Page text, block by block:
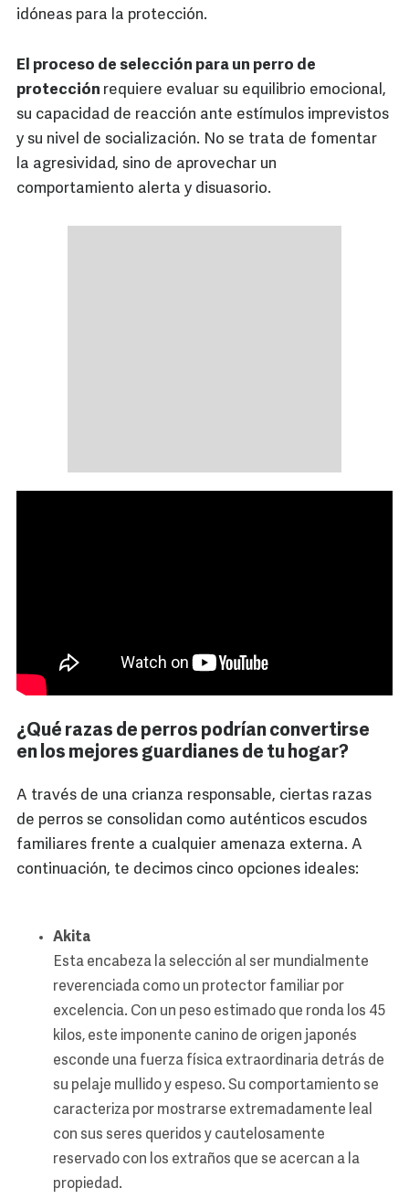
idóneas para la protección.
El proceso de selección para un perro de
protección requiere evaluar su equilibrio emocional,
su capacidad de reacción ante estímulos imprevistos
y su nivel de socialización. No se trata de fomentar
la agresividad, sino de aprovechar un
comportamiento alerta y disuasorio.
¿Qué razas de perros podrían convertirse
en los mejores guardianes de tu hogar?
A través de una crianza responsable, ciertas razas
de perros se consolidan como auténticos escudos
familiares frente a cualquier amenaza externa. A
continuación, te decimos cinco opciones ideales:
Akita
Esta encabeza la selección al ser mundialmente
reverenciada como un protector familiar por
excelencia. Con un peso estimado que ronda los 45
kilos, este imponente canino de origen japonés
esconde una fuerza física extraordinaria detrás de
su pelaje mullido y espeso. Su comportamiento se
caracteriza por mostrarse extremadamente leal
con sus seres queridos y cautelosamente
reservado con los extraños que se acercan a la
propiedad.